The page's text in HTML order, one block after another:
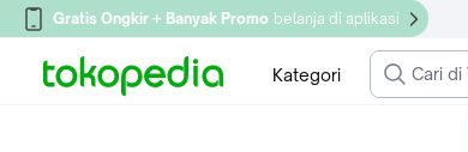
Gratis Ongkir + Banyak Promo belanja di aplikasi
Kategori